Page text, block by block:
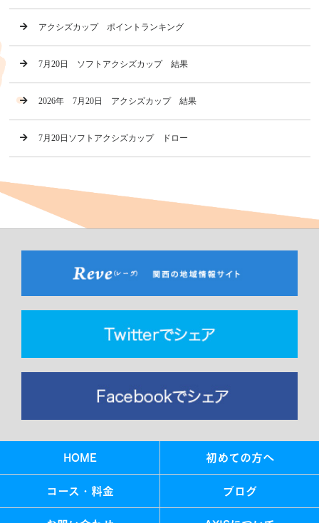
アクシズカップ ポイントランキング
7月20日 ソフトアクシズカップ 結果
2026年 7月20日 アクシズカップ 結果
7月20日ソフトアクシズカップ ドロー
HOME 初めての方へ
コース・料金 ブログ